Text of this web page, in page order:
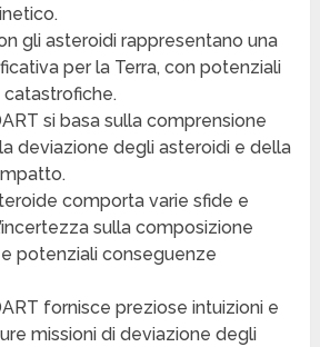
gli asteroidi rappresentano una
per la Terra, con potenziali
si basa sulla comprensione
deviazione degli asteroidi e della
comporta varie sfide e
sulla composizione
e potenziali conseguenze
fornisce preziose intuizioni e
missioni di deviazione degli